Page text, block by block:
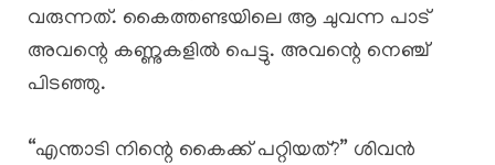
വരുന്നത്. കൈത്തണ്ടയിലെ ആ ചുവന്ന പാട്
അവന്റെ കണ്ണുകളിൽ പെട്ടു. അവന്റെ നെഞ്ച്
പിടഞ്ഞു.
“എന്താടി നിന്റെ കൈക്ക് പറ്റിയത്?” ശിവൻ